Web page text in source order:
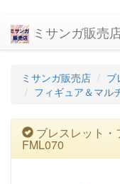
ミサンガ販売
ミサンガ販売店 ブ
フィギュア＆マル
ブレスレット
FML070